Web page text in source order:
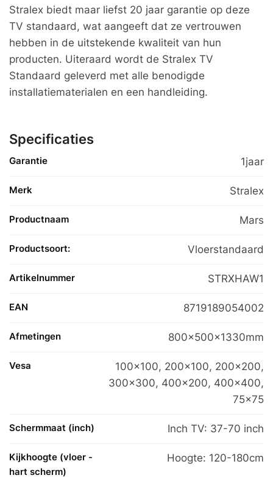
Stralex biedt maar liefst 20 jaar garantie op deze
TV standaard, wat aangeeft dat ze vertrouwen
hebben in de uitstekende kwaliteit van hun
producten. Uiteraard wordt de Stralex TV
Standaard geleverd met alle benodigde
installatiematerialen en een handleiding.
Specificaties
Garantie 1jaar
Merk Stralex
Productnaam Mars
Productsoort: Vloerstandaard
Artikelnummer STRXHAW1
EAN 8719189054002
Afmetingen 800x500x1330mm
Vesa 100×100, 200×100, 200×200,
300×300, 400×200, 400×400,
75×75
Schermmaat (inch) Inch TV: 37-70 inch
Kijkhoogte (vloer -
hart scherm)
Hoogte: 120-180cm